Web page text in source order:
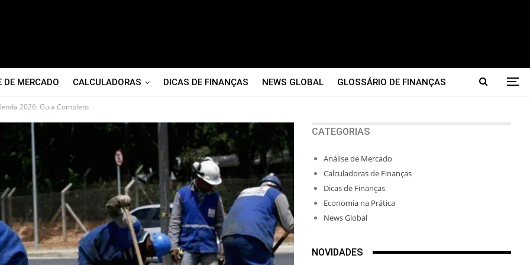
DE MERCADO CALCULADORAS DICAS DE FINANÇAS NEWS GLOBAL GLOSSÁRIO DE FINANÇAS
2026: Guia Completo
CATEGORIAS
Análise de Mercado
Calculadoras de Finanças
Dicas de Finanças
Economia na Prática
News Global
NOVIDADES